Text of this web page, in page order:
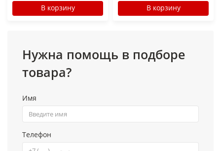
В корзину В корзину
Нужна помощь в подборе
товара?
Имя
Телефон